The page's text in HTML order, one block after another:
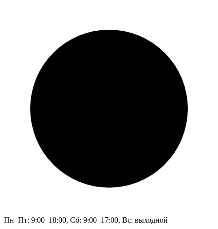
Пн–Пт: 9:00–18:00, Сб: 9:00–17:00, Bc: выходной